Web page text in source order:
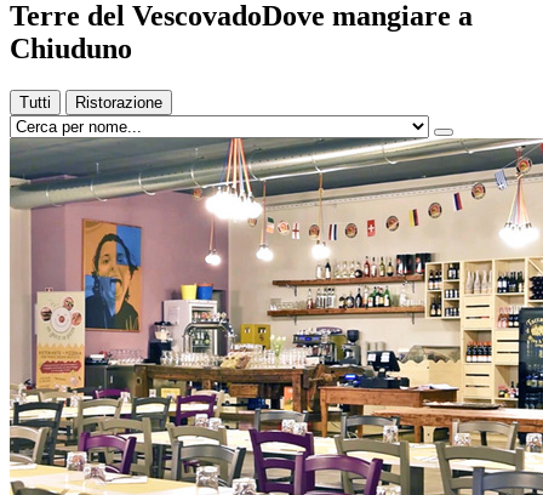
Terre del VescovadoDove mangiare a
Chiuduno
Tutti Ristorazione